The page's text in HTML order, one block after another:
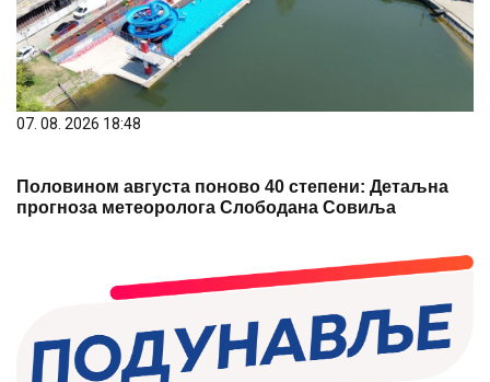
07. 08. 2026 18:48
Половином августа поново 40 степени: Детаљна
прогноза метеоролога Слободана Совиља